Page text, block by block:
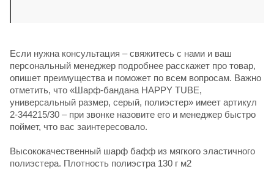
Если нужна консультация – свяжитесь с нами и ваш
персональный менеджер подробнее расскажет про товар,
опишет преимущества и поможет по всем вопросам. Важно
отметить, что «Шарф-бандана HAPPY TUBE,
универсальный размер, серый, полиэстер» имеет артикул
2-344215/30 – при звонке назовите его и менеджер быстро
поймет, что вас заинтересовало.
Высококачественный шарф бафф из мягкого эластичного
полиэстера. Плотность полиэстра 130 г м2